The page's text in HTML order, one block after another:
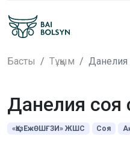
Басты Тұқым Данелия
Данелия соя
«ҚазЕжӨШҒЗИ» ЖШС Соя